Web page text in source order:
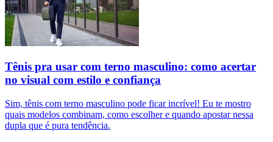
Tênis pra usar com terno masculino: como acertar
no visual com estilo e confiança
Sim, tênis com terno masculino pode ficar incrível! Eu te mostro
quais modelos combinam, como escolher e quando apostar nessa
dupla que é pura tendência.